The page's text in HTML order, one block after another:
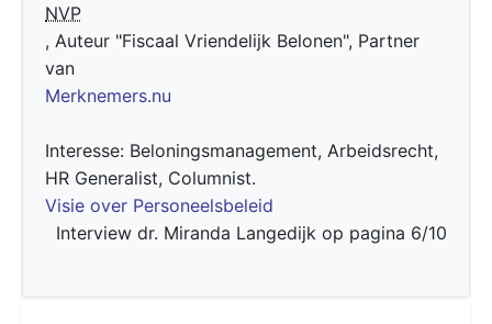
NVP
, Auteur "Fiscaal Vriendelijk Belonen", Partner
van
Merknemers.nu
Interesse: Beloningsmanagement, Arbeidsrecht,
HR Generalist, Columnist.
Visie over Personeelsbeleid
Interview dr. Miranda Langedijk op pagina 6/10